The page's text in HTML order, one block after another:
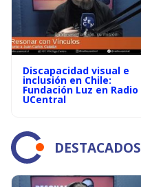
Discapacidad visual e
inclusión en Chile:
Fundación Luz en Radio
UCentral
DESTACADOS